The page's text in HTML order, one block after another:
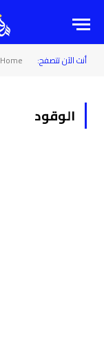
أنت الآن تتصفح: Home
الوقود